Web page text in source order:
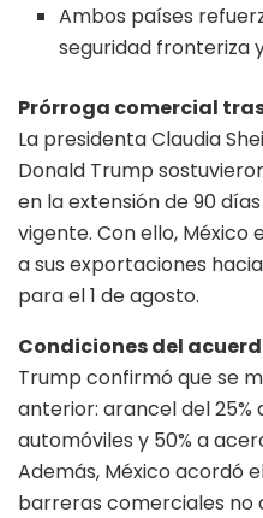
Ambos países
seguridad fronteriza
Prórroga comercial
La presidenta Claudia
Donald Trump
en la extensión de 90
vigente. Con ello, México
a sus exportaciones
para el 1 de agosto.
Condiciones del
Trump confirmó que se
anterior: arancel del 25%
automóviles y 50% a
Además, México acordó
barreras comerciales no